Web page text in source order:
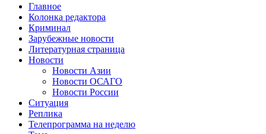
Главное
Колонка редактора
Криминал
Зарубежные новости
Литературная страница
Новости
Новости Азии
Новости ОСАГО
Новости России
Ситуация
Реплика
Телепрограмма на неделю